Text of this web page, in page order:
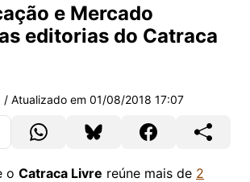
e Mercado
editorias do Catraca
/ Atualizado em 01/08/2018 17:07
o Catraca Livre reúne mais de 2